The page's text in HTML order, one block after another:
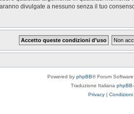
divulgate a nessuno senza il tuo
Powered by phpBB® Forum
Traduzione Italiana
Privacy | Condizioni